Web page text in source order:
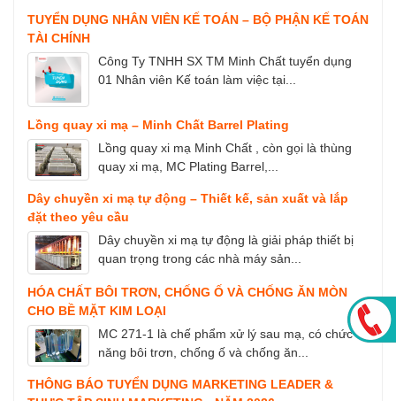
TUYỂN DỤNG NHÂN VIÊN KẾ TOÁN – BỘ PHẬN KẾ TOÁN
TÀI CHÍNH
Công Ty TNHH SX TM Minh Chất tuyển dụng
01 Nhân viên Kế toán làm việc tại...
Lồng quay xi mạ – Minh Chất Barrel Plating
Lồng quay xi mạ Minh Chất , còn gọi là thùng
quay xi mạ, MC Plating Barrel,...
Dây chuyền xi mạ tự động – Thiết kế, sản xuất và lắp
đặt theo yêu cầu
Dây chuyền xi mạ tự động là giải pháp thiết bị
quan trọng trong các nhà máy sản...
HÓA CHẤT BÔI TRƠN, CHỐNG Ố VÀ CHỐNG ĂN MÒN
CHO BỀ MẶT KIM LOẠI
MC 271-1 là chế phẩm xử lý sau mạ, có chức
năng bôi trơn, chống ố và chống ăn...
THÔNG BÁO TUYỂN DỤNG MARKETING LEADER &